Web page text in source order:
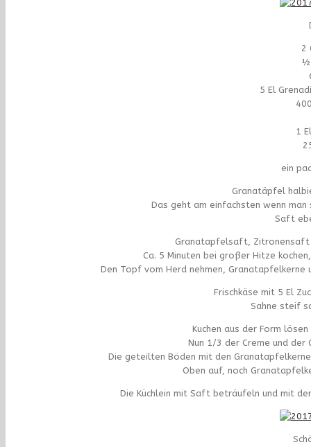
2
½
5 El
1
ein
Granatäpfel
Das geht am einfachsten wenn
Saft
Granatapfelsaft, Zitronensaft
Ca. 5 Minuten bei großer Hitze
Den Topf vom Herd nehmen, Granatapfelkerne
Frischkäse mit 5 El
Sahne steif
Kuchen aus der Form
Nun 1/3 der Creme und
Die geteilten Böden mit den
Oben auf, noch
Die Küchlein mit Saft beträufeln und mit